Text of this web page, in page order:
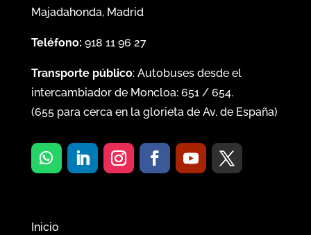
Majadahonda, Madrid
Teléfono: 918 11 96 27
Transporte público: Autobuses desde el
intercambiador de Moncloa: 651/ 654.
(655para cerca en la glorieta de Av. de España)
Inicio